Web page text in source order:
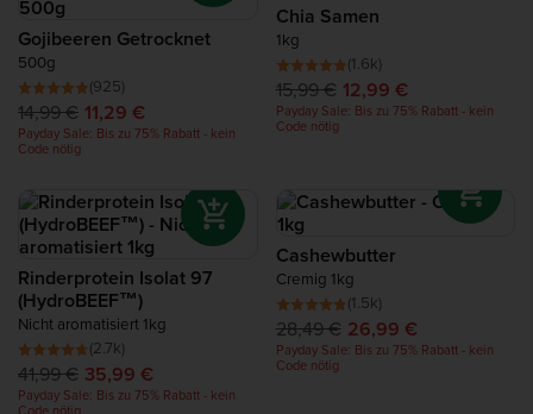
Gojibeeren Getrocknet
500g
(925)
14,99 € 11,29 €
Payday Sale: Bis zu 75% Rabatt - kein
Code nötig
Chia Samen
1kg
(1.6k)
15,99 € 12,99 €
Payday Sale: Bis zu 75% Rabatt - kein
Code nötig
Rinderprotein Isolat 97
(HydroBEEF™)
Nicht aromatisiert 1kg
(2.7k)
41,99 € 35,99 €
Payday Sale: Bis zu 75% Rabatt - kein
Cashewbutter
Cremig 1kg
(1.5k)
28,49 € 26,99 €
Payday Sale: Bis zu 75% Rabatt - kein
Code nötig